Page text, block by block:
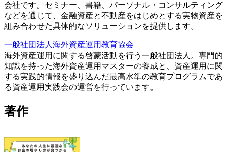
会社です。セミナー、書籍、パーソナル・コンサルティング
などを通じて、金融資産と不動産をはじめとする実物資産を
組み合わせた具体的なソリューションを提供します。
一般社団法人海外資産運用教育協会
海外資産運用に関する啓蒙活動を行う一般社団法人。専門的
知識を持った海外資産運用マスターの養成と、資産運用に関
する実践的情報を盛り込んだ最高水準の教育プログラムであ
る資産運用実践会の運営を行っています。
著作